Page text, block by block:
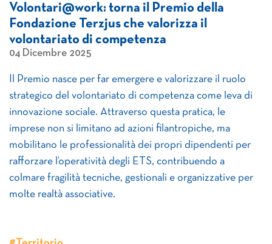
Volontari@work: torna il Premio della
Fondazione Terzjus che valorizza il
volontariato di competenza
04 Dicembre 2025
Il Premio nasce per far emergere e valorizzare il ruolo
strategico del volontariato di competenza come leva di
innovazione sociale. Attraverso questa pratica, le
imprese non si limitano ad azioni filantropiche, ma
mobilitano le professionalità dei propri dipendenti per
rafforzare l’operatività degli ETS, contribuendo a
colmare fragilità tecniche, gestionali e organizzative per
molte realtà associative.